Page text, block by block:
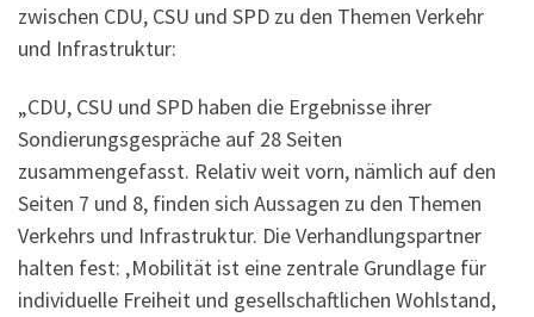
zwischen CDU, CSU und SPD zu den Themen Verkehr
und Infrastruktur:
„CDU, CSU und SPD haben die Ergebnisse ihrer
Sondierungsgespräche auf 28 Seiten
zusammengefasst. Relativ weit vorn, nämlich auf den
Seiten 7 und 8, finden sich Aussagen zu den Themen
Verkehrs und Infrastruktur. Die Verhandlungspartner
halten fest: ‚Mobilität ist eine zentrale Grundlage für
individuelle Freiheit und gesellschaftlichen Wohlstand,